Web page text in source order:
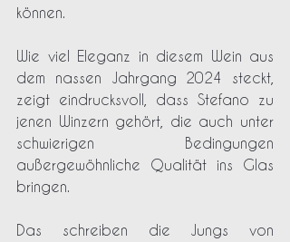
können.
Wie viel Eleganz in diesem Wein aus
dem nassen Jahrgang 2024 steckt,
zeigt eindrucksvoll, dass Stefano zu
jenen Winzern gehört, die auch unter
schwierigen Bedingungen
außergewöhnliche Qualität ins Glas
bringen.
Das schreiben die Jungs von